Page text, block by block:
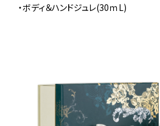
・ボディ＆ハンドジュレ(30ｍL)